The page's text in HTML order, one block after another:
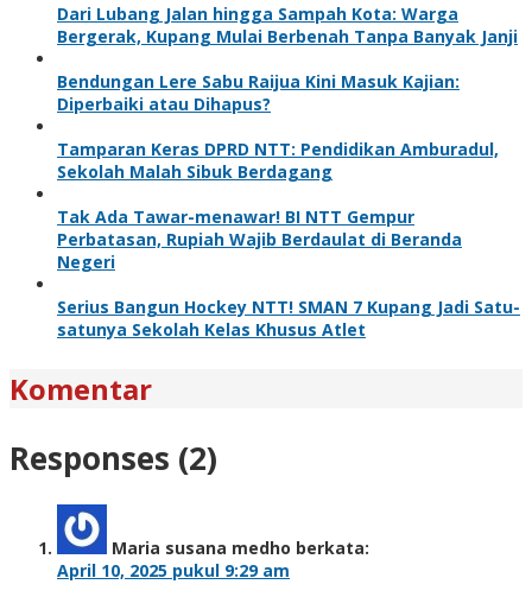
Dari Lubang Jalan hingga Sampah Kota: Warga
Bergerak, Kupang Mulai Berbenah Tanpa Banyak Janji
Bendungan Lere Sabu Raijua Kini Masuk Kajian:
Diperbaiki atau Dihapus?
Tamparan Keras DPRD NTT: Pendidikan Amburadul,
Sekolah Malah Sibuk Berdagang
Tak Ada Tawar-menawar! BI NTT Gempur
Perbatasan, Rupiah Wajib Berdaulat di Beranda
Negeri
Serius Bangun Hockey NTT! SMAN 7 Kupang Jadi Satu-
satunya Sekolah Kelas Khusus Atlet
Komentar
Responses (2)
Maria susana medho berkata:
April 10, 2025 pukul 9:29 am